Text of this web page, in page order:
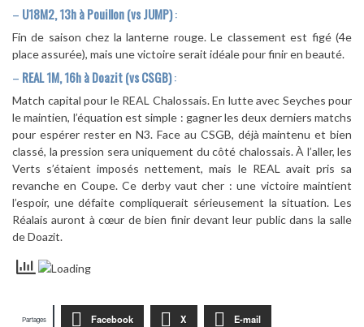
– U18M2, 13h à Pouillon (vs JUMP):
Fin de saison chez la lanterne rouge. Le classement est figé (4e
place assurée), mais une victoire serait idéale pour finir en beauté.
– REAL 1M, 16h à Doazit (vs CSGB):
Match capital pour le REAL Chalossais. En lutte avec Seyches pour
le maintien, l’équation est simple : gagner les deux derniers matchs
pour espérer rester en N3. Face au CSGB, déjà maintenu et bien
classé, la pression sera uniquement du côté chalossais. À l’aller, les
Verts s’étaient imposés nettement, mais le REAL avait pris sa
revanche en Coupe. Ce derby vaut cher : une victoire maintient
l’espoir, une défaite compliquerait sérieusement la situation. Les
Réalais auront à cœur de bien finir devant leur public dans la salle
de Doazit.
Facebook X E-mail
Partages